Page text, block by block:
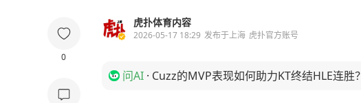
0
虎扑体育内容
2026-05-17 18:29 发布于上海 虎扑官方账号
问AI · Cuzz的MVP表现如何助力KT终结HLE连胜？